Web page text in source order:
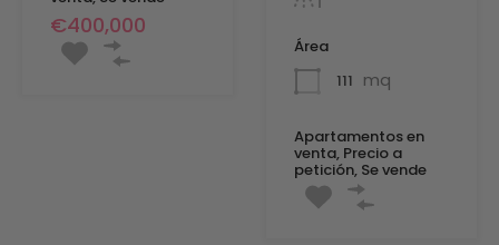
€400,000
Área
111 mq
Apartamentos en
venta, Precio a
petición, Se vende